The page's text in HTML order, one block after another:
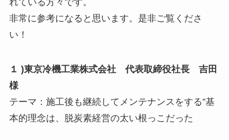
非常に参考になると思います。是非ご覧くださ
い！
１ )東京冷機工業株式会社 代表取締役社長 吉田
様
テーマ：施工後も継続してメンテナンスをする”基
本的理念は、脱炭素経営の太い根っこだった